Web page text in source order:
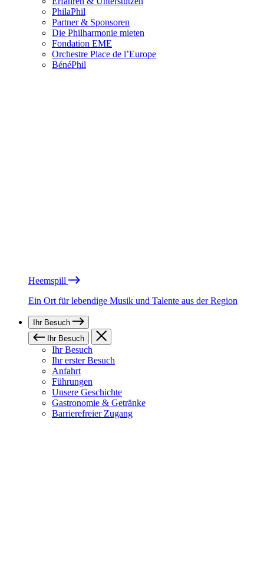
PhilaPhil
Partner & Sponsoren
Die Philharmonie mieten
Fondation EME
Orchestre Place de l’Europe
BénéPhil
Heemspill
Ein Ort für lebendige Musik und Talente aus der Region
Ihr Besuch
Ihr Besuch
Ihr Besuch
Ihr erster Besuch
Anfahrt
Führungen
Unsere Geschichte
Gastronomie & Getränke
Barrierefreier Zugang